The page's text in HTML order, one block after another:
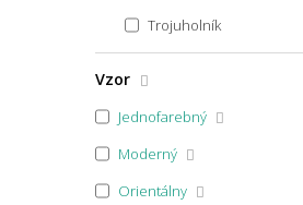
40x60 půlkruh
40x60x1,7
Trojuholník
Vzor
Jednofarebný
Moderný
Orientálny